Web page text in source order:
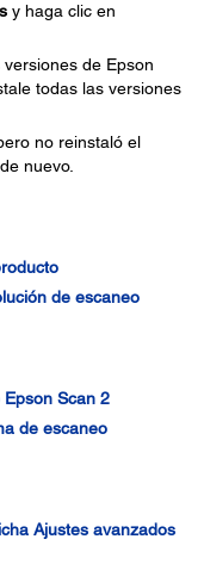
y haga clic en
de Epson
todas las versiones
no reinstaló el
nuevo.
de escaneo
Scan 2
de escaneo
Ajustes avanzados